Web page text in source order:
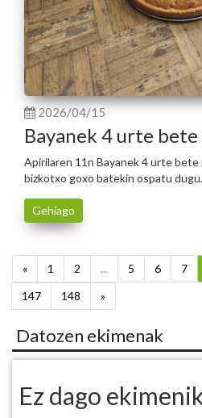
2026/04/15
Bayanek 4 urte
Apirilaren 11n Bayanek 4 urte
bizkotxo goxo batekin ospatu dugu.
Gehiago
« 1 2 ... 5 6 7
147
148 »
Datozen ekimenak
Ez dago